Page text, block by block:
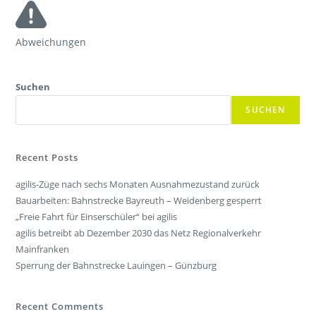
Abweichungen
Suchen
SUCHEN
Recent Posts
agilis-Züge nach sechs Monaten Ausnahmezustand zurück
Bauarbeiten: Bahnstrecke Bayreuth – Weidenberg gesperrt
„Freie Fahrt für Einserschüler“ bei agilis
agilis betreibt ab Dezember 2030 das Netz Regionalverkehr
Mainfranken
Sperrung der Bahnstrecke Lauingen – Günzburg
Recent Comments